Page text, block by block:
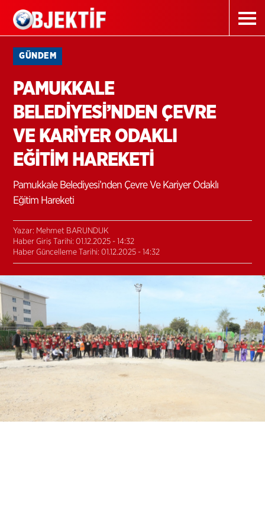
GÜNDEM
PAMUKKALE
BELEDİYESİ’NDEN ÇEVRE
VE KARİYER ODAKLI
EĞİTİM HAREKETİ
Pamukkale Belediyesi’nden Çevre Ve Kariyer Odaklı
Eğitim Hareketi
Yazar: Mehmet BARUNDUK
Haber Giriş Tarihi: 01.12.2025 - 14:32
Haber Güncelleme Tarihi: 01.12.2025 - 14:32